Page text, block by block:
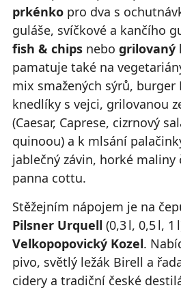
prkénko pro dva s
guláše, svíčkové a kančího
fish & chips nebo grilovaný
pamatuje také na
mix smažených sýrů, burger
knedlíky s vejci, grilovanou
(Caesar, Caprese, cizrnový
quinoou) a k mlsání
jablečný závin, horké maliny
panna cottu.
Stěžejním nápojem je na
Pilsner Urquell (0,3 l, 0,5 l, 1
Velkopopovický Kozel.
pivo, světlý ležák Birell a
cidery a tradiční české